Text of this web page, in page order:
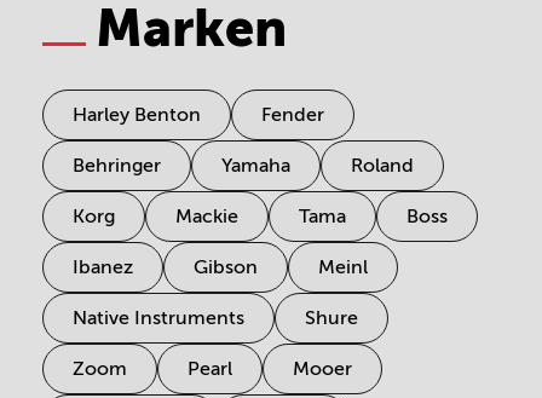
Marken
Harley Benton Fender
Behringer Yamaha Roland
Korg Mackie Tama Boss
Ibanez Gibson Meinl
Native Instruments Shure
Zoom Pearl Mooer